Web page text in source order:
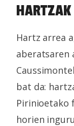
Hartz arrea
aberatsaren
bat da:
Pirinioetako
horien